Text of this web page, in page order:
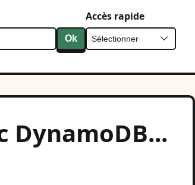
Ok
Accès rapide
DynamoDB...